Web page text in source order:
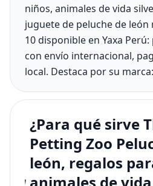
niños, animales de vida
juguete de peluche de
10 disponible en Yaxa
con envío internacional,
local. Destaca por su
¿Para qué sirve
Petting Zoo
león, regalos